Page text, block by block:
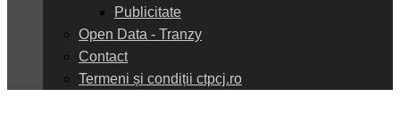
Publicitate
Open Data - Tranzy
Contact
Termeni și condiții ctpcj.ro